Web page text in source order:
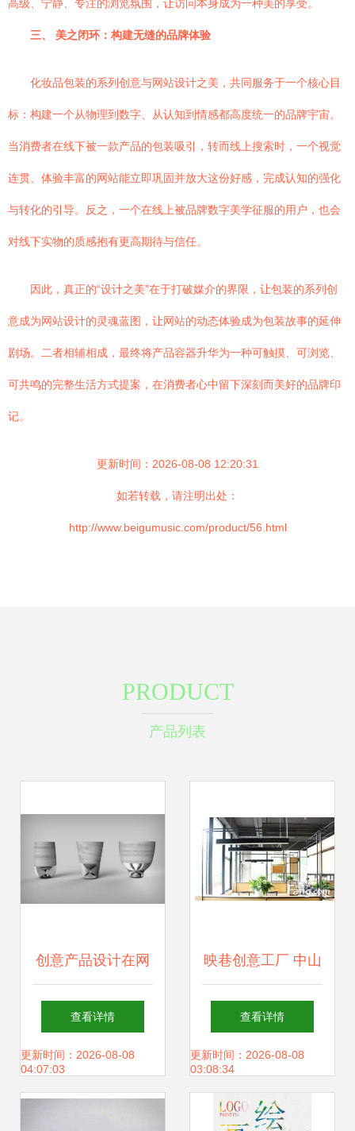
高级、宁静、专注的浏览氛围，让访问本身成为一种美的享受。
三、 美之闭环：构建无缝的品牌体验
化妆品包装的系列创意与网站设计之美，共同服务于一个核心目
标：构建一个从物理到数字、从认知到情感都高度统一的品牌宇宙。
当消费者在线下被一款产品的包装吸引，转而线上搜索时，一个视觉
连贯、体验丰富的网站能立即巩固并放大这份好感，完成认知的强化
与转化的引导。反之，一个在线上被品牌数字美学征服的用户，也会
对线下实物的质感抱有更高期待与信任。
因此，真正的“设计之美”在于打破媒介的界限，让包装的系列创
意成为网站设计的灵魂蓝图，让网站的动态体验成为包装故事的延伸
剧场。二者相辅相成，最终将产品容器升华为一种可触摸、可浏览、
可共鸣的完整生活方式提案，在消费者心中留下深刻而美好的品牌印
记。
更新时间：2026-08-08 12:20:31
如若转载，请注明出处：
http://www.beigumusic.com/product/56.html
PRODUCT
产品列表
创意产品设计在网
站建设中的惊艳呈
现
查看详情
更新时间：2026-08-08
04:07:03
映巷创意工厂 中山
公园内环创意办公
新地标
查看详情
更新时间：2026-08-08
03:08:34